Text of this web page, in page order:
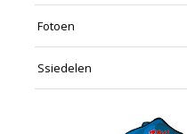
Fotoen
Ssiedelen